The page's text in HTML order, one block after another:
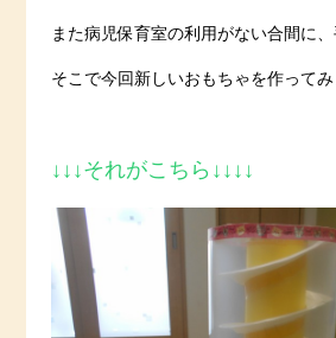
また病児保育室の利用がない合間に、
そこで今回新しいおもちゃを作って
↓↓↓それがこちら↓↓↓↓